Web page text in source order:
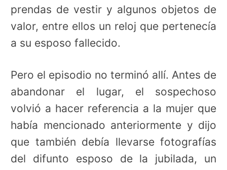
prendas de vestir y algunos objetos de
valor, entre ellos un reloj que pertenecía
a su esposo fallecido.
Pero el episodio no terminó allí. Antes de
abandonar el lugar, el sospechoso
volvió a hacer referencia a la mujer que
había mencionado anteriormente y dijo
que también debía llevarse fotografías
del difunto esposo de la jubilada, un